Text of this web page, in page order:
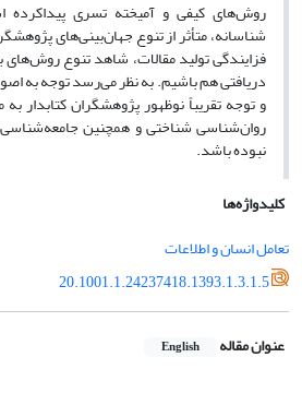
روش‌های کیفی و آمیخته تسری
شناسانه، متأثر از تنوع جهان‌بینی‌های
فزایندگی تولید مقالات، شاهد تنوع
دریافتی هم باشیم. به نظر می‌رسد توجه به
و توجه تقریباً نوظهور پژوهشگران کتابدار
روان‌شناسی شناختی و همچنین جامعه‌شناسی
نبوده باشد.
کلیدواژه‌ها
تعامل انسان و اطلاعات
20.1001.1.24237418.1393.1.3.1.5
عنوان مقاله English